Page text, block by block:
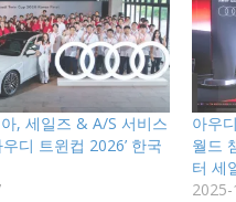
, 세일즈 & A/S 서비스
우디 트윈컵 2026’ 한국
아우
월드
터 세